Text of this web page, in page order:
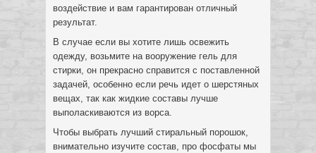
воздействие и вам гарантирован отличный
результат.
В случае если вы хотите лишь освежить
одежду, возьмите на вооружение гель для
стирки, он прекрасно справится с поставленной
задачей, особенно если речь идет о шерстяных
вещах, так как жидкие составы лучше
выполаскиваются из ворса.
Чтобы выбрать лучший стиральный порошок,
внимательно изучите состав, про фосфаты мы